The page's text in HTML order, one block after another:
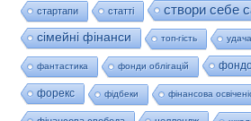
стартапи статті створи себе
сімейні фінанси топ-гість удача
фантастика фонди облігацій
форекс фідбеки фінансова